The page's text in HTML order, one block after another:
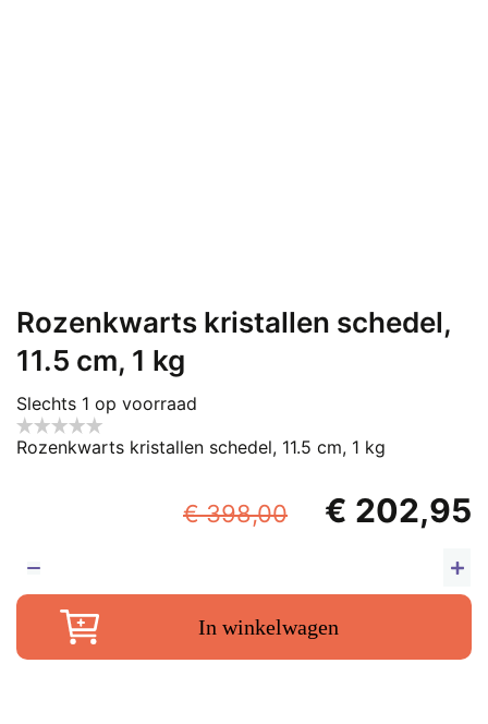
Rozenkwarts kristallen schedel,
11.5 cm, 1 kg
Slechts 1 op voorraad
Rozenkwarts kristallen schedel, 11.5 cm, 1 kg
€398,00
€ 398,00.
€ 202,95
In winkelwagen